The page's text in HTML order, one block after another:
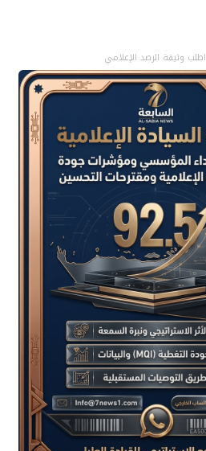
اطلب وثيقة الرصد الإعلامي